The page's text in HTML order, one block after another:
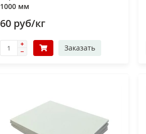
1000 мм
60 руб/кг
Заказать